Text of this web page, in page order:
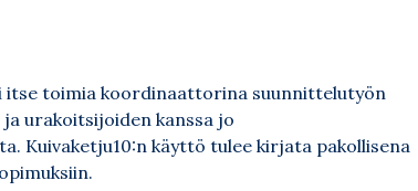
itse toimia koordinaattorina suunnittelutyön
urakoitsijoiden kanssa jo
Kuivaketju10:n käyttö tulee kirjata pakollisena